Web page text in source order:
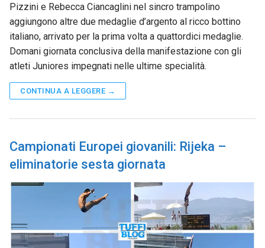
Pizzini e Rebecca Ciancaglini nel sincro trampolino
aggiungono altre due medaglie d’argento al ricco bottino
italiano, arrivato per la prima volta a quattordici medaglie.
Domani giornata conclusiva della manifestazione con gli
atleti Juniores impegnati nelle ultime specialità.
CONTINUA A LEGGERE →
Campionati Europei giovanili: Rijeka –
eliminatorie sesta giornata